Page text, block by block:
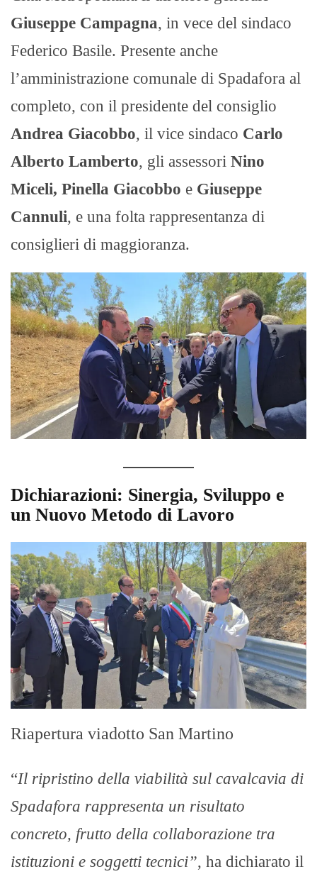
Giuseppe Campagna, in vece del sindaco
Federico Basile. Presente anche
l’amministrazione comunale di Spadafora al
completo, con il presidente del consiglio
Andrea Giacobbo, il vice sindaco Carlo
Alberto Lamberto, gli assessori Nino
Miceli, Pinella Giacobbo e Giuseppe
Cannuli, e una folta rappresentanza di
consiglieri di maggioranza.
Dichiarazioni: Sinergia, Sviluppo e
un Nuovo Metodo di Lavoro
Riapertura viadotto San Martino
“Il ripristino della viabilità sul cavalcavia di
Spadafora rappresenta un risultato
concreto, frutto della collaborazione tra
istituzioni e soggetti tecnici”, ha dichiarato il